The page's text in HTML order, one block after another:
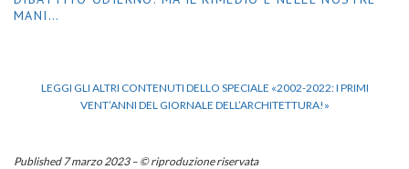
MANI…
LEGGI GLI ALTRI CONTENUTI DELLO SPECIALE «2002-2022: I PRIMI
VENT’ANNI DEL GIORNALE DELL’ARCHITETTURA!»
Published 7 marzo 2023 – © riproduzione riservata